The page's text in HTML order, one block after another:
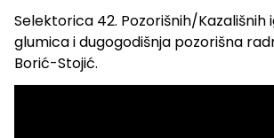
Selektorica 42. Pozorišnih/Kazališnih
glumica i dugogodišnja pozorišna
Borić-Stojić.